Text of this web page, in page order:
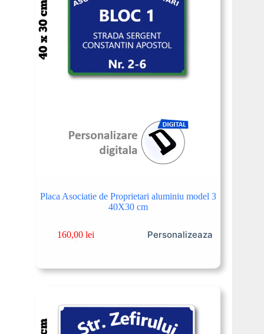
Placa Asociatie de Proprietari aluminiu model 3
40X30 cm
160,00lei Personalizeaza